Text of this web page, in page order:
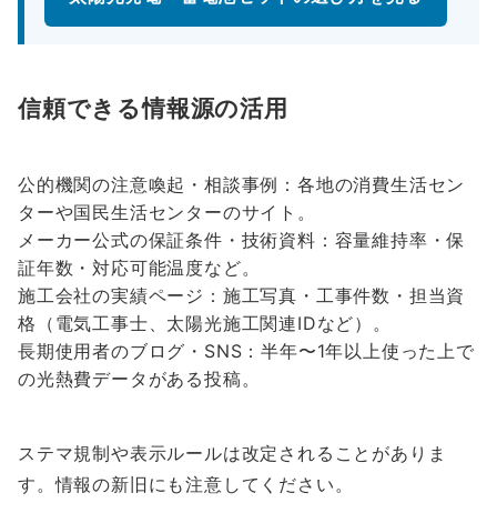
信頼できる情報源の活用
公的機関の注意喚起・相談事例：各地の消費生活セン
ターや国民生活センターのサイト。
メーカー公式の保証条件・技術資料：容量維持率・保
証年数・対応可能温度など。
施工会社の実績ページ：施工写真・工事件数・担当資
格（電気工事士、太陽光施工関連IDなど）。
長期使用者のブログ・SNS：半年〜1年以上使った上で
の光熱費データがある投稿。
ステマ規制や表示ルールは改定されることがありま
す。情報の新旧にも注意してください。